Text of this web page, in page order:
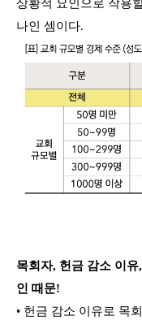
상황적 요인으로 작용
나인 셈이다.
목회자, 헌금 감소 이유
인 때문!
• 헌금 감소 이유로 목